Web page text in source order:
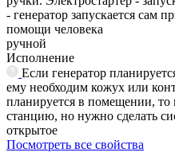
- генератор запускается сам
помощи человека
ручной
Исполнение
Если генератор
ему необходим кожух или
планируется в помещении,
станцию, но нужно сделать
открытое
Посмотреть все свойства